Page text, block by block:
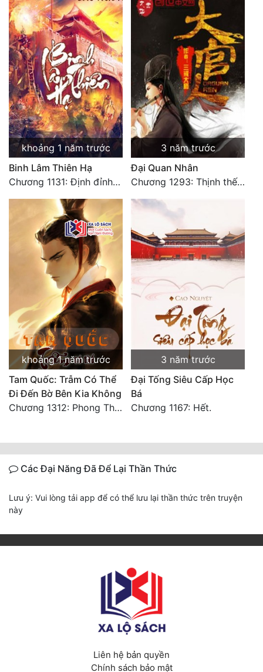
Cẩu Đạo Trường Sinh
Ngự Thú
Truyện Nam
Truyện Nữ
Vô Địch Lưu
Xây Dựng Thế Lực
Đam Mỹ
Đẹp
Tính Cách Nhân Vật :
Sát Phạt Quyết Đoán
Điềm Đạm
khoảng 1 năm trước
Binh Lâm Thiên Hạ
Chương 1131: Định đỉnh thiên hạ (HẾT)
3 năm trước
Đại Quan Nhân
Chương 1293: Thịnh thế Bạch Liên. Hết.
khoảng 1 năm trước
Tam Quốc: Trẫm Có Thể
Đi Đến Bờ Bên Kia Không
Chương 1312: Phong Thiện Thái Sơn (Đại Kết Cục)
3 năm trước
Đại Tống Siêu Cấp Học
Bá
Chương 1167: Hết.
Các Đại Năng Đã Để Lại Thần Thức
Lưu ý: Vui lòng tải app để có thể lưu lại thần thức trên truyện
này
Liên hệ bản quyền
Chính sách bảo mật